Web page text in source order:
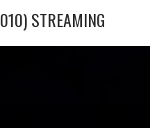
STREAMING